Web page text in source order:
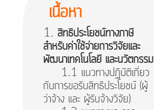
เนื้อหา
สิทธิประโยชน์ทางภาษี
สำหรับค่าใช้จ่ายการวิจัยและ
พัฒนาเทคโนโลยี และนวัตกรรม
1.1 แนวทางปฏิบัติเกี่ยว
กับการขอรับสิทธิประโยชน์ (ผู้
ว่าจ้าง และ ผู้รับจ้างวิจัย)